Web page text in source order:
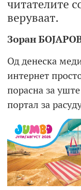
читателите
веруваат.
Зоран
Од денеска
интернет
порасна за
портал за